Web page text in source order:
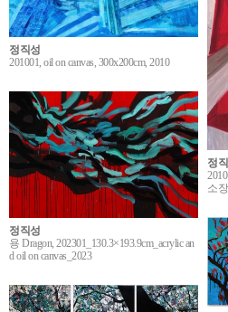
정직성
201001, oil on canvas, 300x200cm, 2010
정
소장
정직성
용 Dragon, 202301_130.3×193.9cm_acrylic an
d oil on canvas_2023